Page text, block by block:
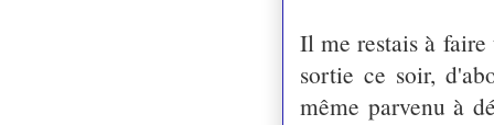
Il me restais à faire
sortie ce soir,
même parvenu à